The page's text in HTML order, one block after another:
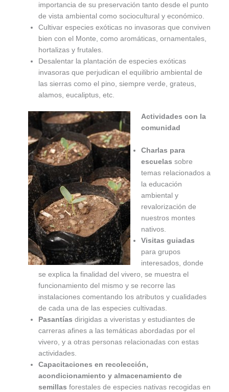
importancia de su preservación tanto desde el punto
de vista ambiental como sociocultural y económico.
Cultivar especies exóticas no invasoras que conviven
bien con el Monte, como aromáticas, ornamentales,
hortalizas y frutales.
Desalentar la plantación de especies exóticas
invasoras que perjudican el equilibrio ambiental de
las sierras como el pino, siempre verde, grateus,
alamos, eucaliptus, etc.
Actividades con la
comunidad
Charlas para
escuelas sobre
temas relacionados a
la educación
ambiental y
revalorización de
nuestros montes
nativos.
Visitas guiadas
para grupos
interesados, donde
se explica la finalidad del vivero, se muestra el
funcionamiento del mismo y se recorre las
instalaciones comentando los atributos y cualidades
de cada una de las especies cultivadas.
Pasantías dirigidas a viveristas y estudiantes de
carreras afines a las temáticas abordadas por el
vivero, y a otras personas relacionadas con estas
actividades.
Capacitaciones en recolección,
acondicionamiento y almacenamiento de
semillas forestales de especies nativas recogidas en